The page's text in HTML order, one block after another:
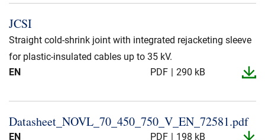
JCSI
Straight cold-shrink joint with integrated rejacketing sleeve
for plastic-insulated cables up to 35 kV.
EN
PDF 290 kB
Datasheet_​NOVL_​70_​450_​750_​V_​EN_​72581.​pdf
EN PDF 198 kB